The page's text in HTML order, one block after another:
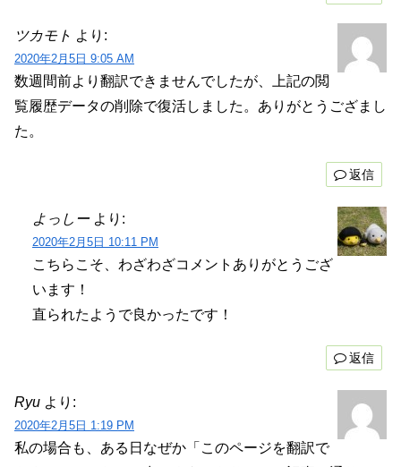
ツカモト より:
2020年2月5日 9:05 AM
数週間前より翻訳できませんでしたが、上記の閲
覧履歴データの削除で復活しました。ありがとうござまし
た。
返信
よっしー より:
2020年2月5日 10:11 PM
こちらこそ、わざわざコメントありがとうござ
います！
直られたようで良かったです！
返信
Ryu より:
2020年2月5日 1:19 PM
私の場合も、ある日なぜか「このページを翻訳で